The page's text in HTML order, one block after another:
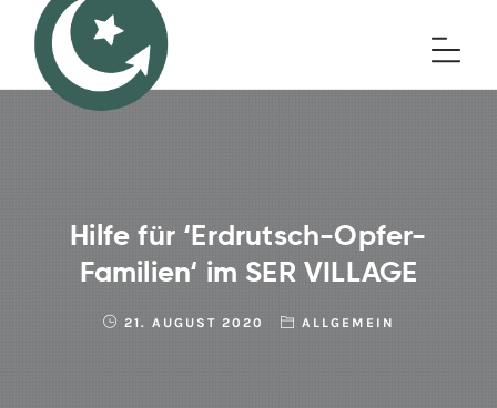
Hilfe für ‘Erdrutsch-Opfer-
Familien‘ im SER VILLAGE
21. AUGUST 2020 ALLGEMEIN